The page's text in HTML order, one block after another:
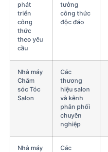
phát
triển
công
thức
theo yêu
cầu
tưởng
công thức
độc đáo
Nhà máy
Chăm
sóc Tóc
Salon
Các
thương
hiệu salon
và kênh
phân phối
chuyên
nghiệp
Nhà máy
Các